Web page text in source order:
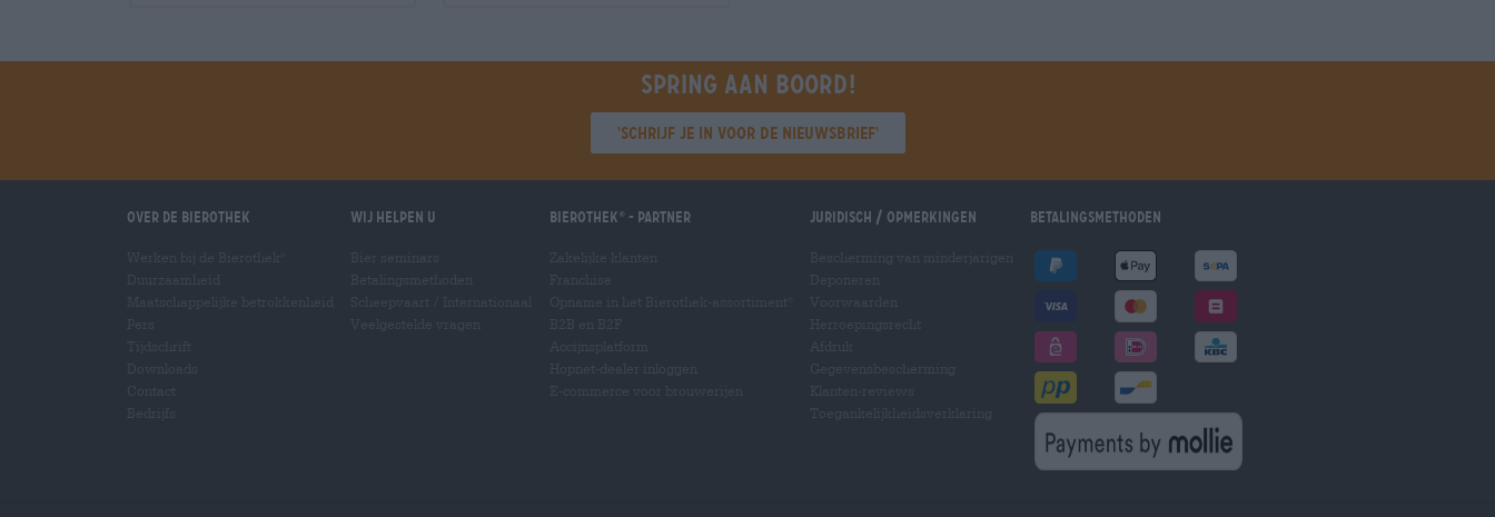
Spring aan boord!
'Schrijf je in voor de nieuwsbrief'
Over de Bierothek Wij helpen u Bierothek - Partner Juridisch / Opmerkingen Betalingsmethoden